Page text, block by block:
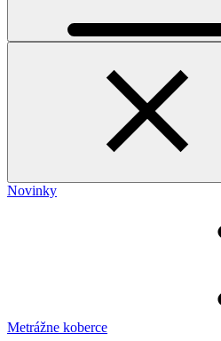
Novinky
Metrážne koberce